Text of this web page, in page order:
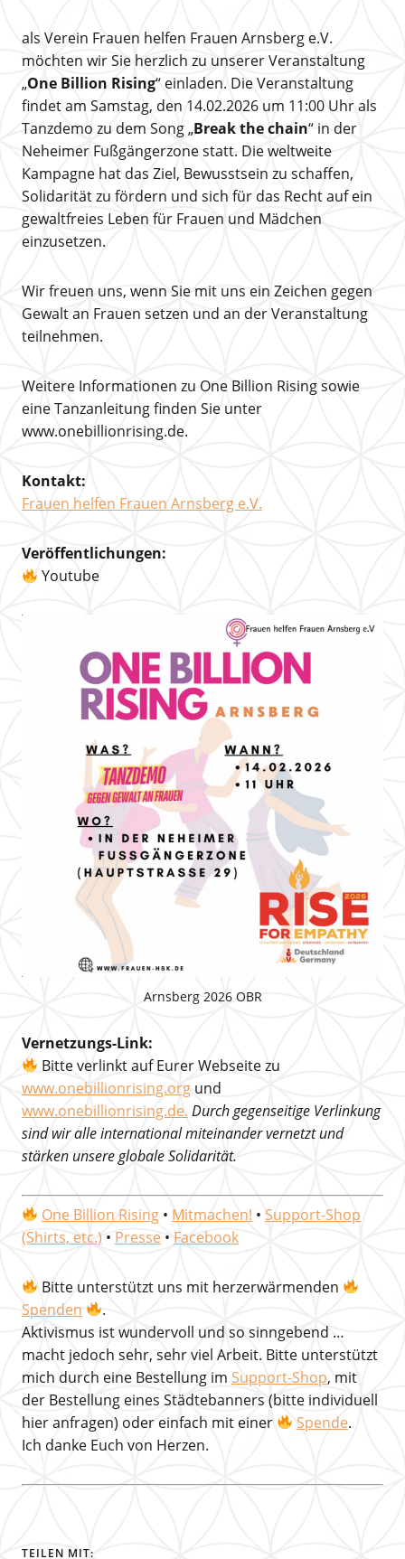
als Verein Frauen helfen Frauen Arnsberg e.V.
möchten wir Sie herzlich zu unserer Veranstaltung
„One Billion Rising“ einladen. Die Veranstaltung
findet am Samstag, den 14.02.2026 um 11:00 Uhr als
Tanzdemo zu dem Song „Break the chain“ in der
Neheimer Fußgängerzone statt. Die weltweite
Kampagne hat das Ziel, Bewusstsein zu schaffen,
Solidarität zu fördern und sich für das Recht auf ein
gewaltfreies Leben für Frauen und Mädchen
einzusetzen.
Wir freuen uns, wenn Sie mit uns ein Zeichen gegen
Gewalt an Frauen setzen und an der Veranstaltung
teilnehmen.
Weitere Informationen zu One Billion Rising sowie
eine Tanzanleitung finden Sie unter
www.onebillionrising.de.
Kontakt:
Frauen helfen Frauen Arnsberg e.V.
Veröffentlichungen:
Youtube
Arnsberg 2026 OBR
Vernetzungs-Link:
Bitte verlinkt auf Eurer Webseite zu
www.onebillionrising.orgund
www.onebillionrising.de. Durch gegenseitige Verlinkung
sind wir alle international miteinander vernetzt und
stärken unsere globale Solidarität.
One Billion Rising • Mitmachen! • Support-Shop
(Shirts, etc.) • Presse • Facebook
Bitte unterstützt uns mit herzerwärmenden
Spenden
.
Aktivismus ist wundervoll und so sinngebend …
macht jedoch sehr, sehr viel Arbeit. Bitte unterstützt
mich durch eine Bestellung im Support-Shop, mit
der Bestellung eines Städtebanners (bitte individuell
hier anfragen) oder einfach mit einer
Spende.
Ich danke Euch von Herzen.
TEILEN MIT: